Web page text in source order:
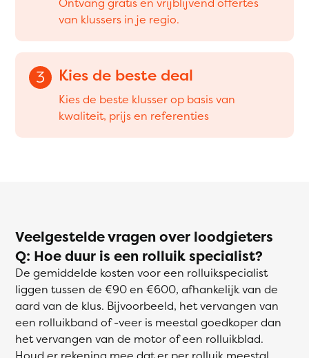
van klussers in je regio.
3 Kies de beste deal
Kies de beste klusser op basis van
kwaliteit, prijs en referenties
Veelgestelde vragen over loodgieters
Q: Hoe duur is een rolluik specialist?
De gemiddelde kosten voor een rolluikspecialist
liggen tussen de €90 en €600, afhankelijk van de
aard van de klus. Bijvoorbeeld, het vervangen van
een rolluikband of -veer is meestal goedkoper dan
het vervangen van de motor of een rolluikblad.